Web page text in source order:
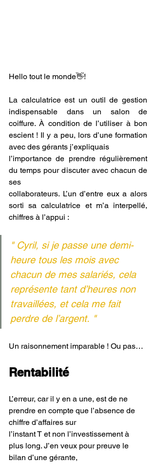
Hello tout le monde👋!
La calculatrice est un outil de gestion
indispensable dans un salon de
coiffure. À condition de l’utiliser à bon
escient ! Il y a peu, lors d’une formation
avec des gérants j’expliquais
l’importance de prendre régulièrement
du temps pour discuter avec chacun de
ses
collaborateurs. L’un d’entre eux a alors
sorti sa calculatrice et m’a interpellé,
chiffres à l’appui :
" Cyril, si je passe une demi-
heure tous les mois avec
chacun de mes salariés, cela
représente tant d’heures non
travaillées, et cela me fait
perdre de l’argent. "
Un raisonnement imparable ! Ou pas…
Rentabilité
L’erreur, car il y en a une, est de ne
prendre en compte que l’absence de
chiffre d’affaires sur
l’instant T et non l’investissement à
plus long. J’en veux pour preuve le
bilan d’une gérante,